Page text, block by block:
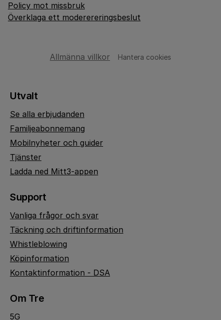
Policy mot missbruk
Överklaga ett moderereringsbeslut
Allmänna villkor Hantera cookies
Utvalt
Se alla erbjudanden
Familjeabonnemang
Mobilnyheter och guider
Tjänster
Ladda ned Mitt3-appen
Support
Vanliga frågor och svar
Täckning och driftinformation
Whistleblowing
Köpinformation
Kontaktinformation - DSA
Om Tre
5G